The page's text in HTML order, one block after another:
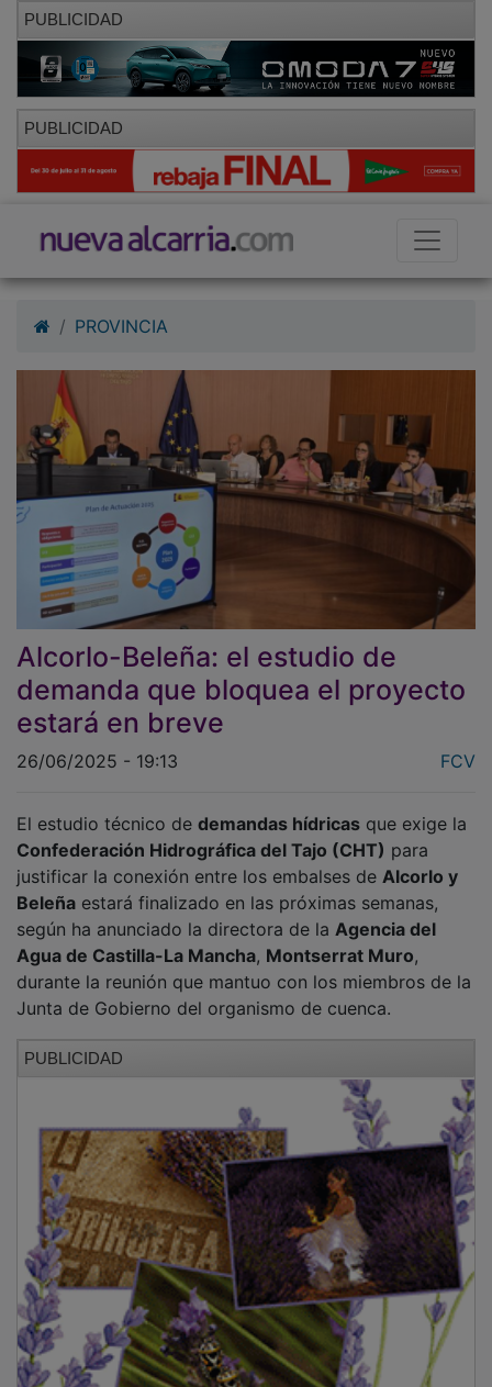
PUBLICIDAD
PUBLICIDAD
Alcorlo-Beleña: el estudio de
demanda que bloquea el proyecto
estará en breve
Confederación Hidrográfica del Tajo (CHT)para
justificar la conexión entre los embalses deAlcorlo y
Beleñaestará finalizado en las próximas semanas,
según ha anunciado la directora de laAgencia del
Agua de Castilla-La Mancha,Montserrat Muro,
durante la reunión que mantuo con los miembros de la
Junta de Gobierno del organismo de cuenca.